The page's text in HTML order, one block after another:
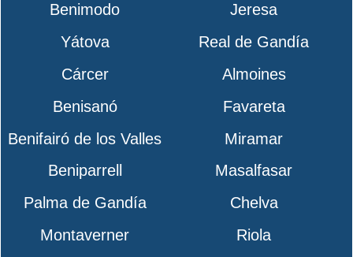
Benimodo
Jeresa
Yátova
Real de Gandía
Cárcer
Almoines
Benisanó
Favareta
Benifairó de los Valles
Miramar
Beniparrell
Masalfasar
Palma de Gandía
Chelva
Montaverner
Riola